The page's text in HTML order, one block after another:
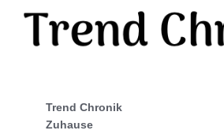
Trend Chronik
Zuhause